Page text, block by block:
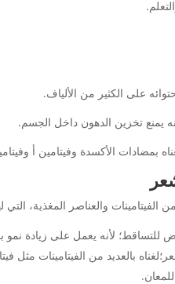
على الكثير من الألياف.
يمنع تخزين الدهون داخل الجسم.
بمضادات الأكسدة وفيتامين أ
الفيتامينات والعناصر المغذية،
للتساقط؛ لأنه يعمل على زيادة نمو
بالعديد من الفيتامينات مثل